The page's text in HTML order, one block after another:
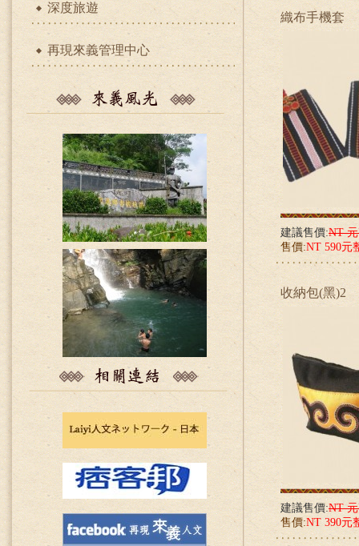
深度旅遊
再現來義管理中心
織布手機套
建議售價:NT
售價:NT 590元
收納包(黑)2
建議售價:NT
售價:NT 390元